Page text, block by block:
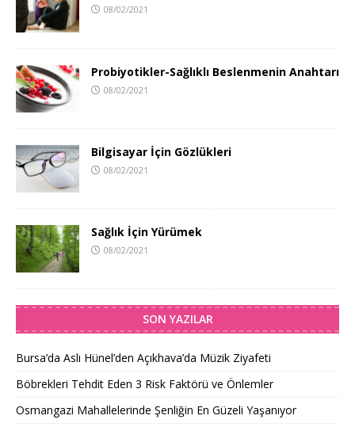
08/02/2021
Probiyotikler-Sağlıklı Beslenmenin Anahtarı
08/02/2021
Bilgisayar İçin Gözlükleri
08/02/2021
Sağlık İçin Yürümek
08/02/2021
SON YAZILAR
Bursa’da Aslı Hünel’den Açıkhava’da Müzik Ziyafeti
Böbrekleri Tehdit Eden 3 Risk Faktörü ve Önlemler
Osmangazi Mahallelerinde Şenliğin En Güzeli Yaşanıyor